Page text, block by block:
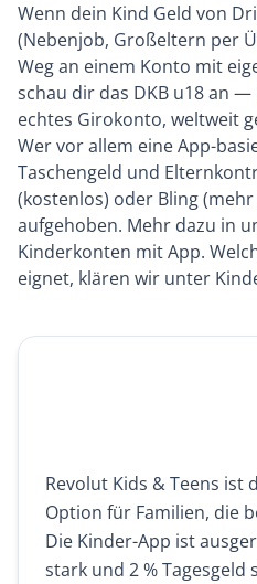
Wenn dein Kind Geld von
(Nebenjob, Großeltern per
Weg an einem Konto mit
schau dir das DKB u18an —
echtes Girokonto, weltweit
Wer vor allem eine App-
Taschengeld und
(kostenlos) oder Bling
aufgehoben. Mehr dazu in
Kinderkonten mit App.
eignet, klären wir unter
Revolut Kids & Teens ist
Option für Familien, die
Die Kinder-App ist
stark und 2 % Tagesgeld